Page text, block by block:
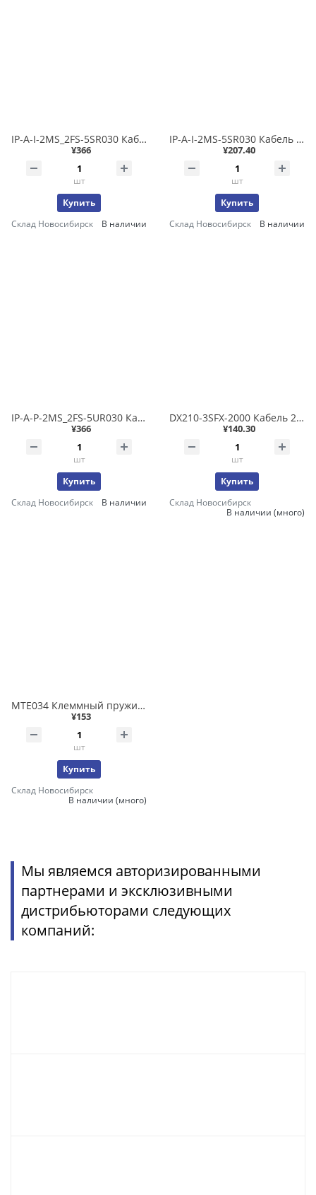
IP-A-I-2MS_2FS-5SR030 Кабель системный сигнальный 24В 3м экранированный, сторона 1: разъем 5-конт. M12 код A (папа) сторона 2: разъем 5-конт. M12 код A (мама)
¥366
шт
Купить
Склад Новосибирск
В наличии
IP-A-I-2MS-5SR030 Кабель системный сигнальный 24В 3м экранированный, сторона 1: разъем 5-конт. разъем M12 код A (папа) сторона 2: свободные жилы
¥207.40
шт
Купить
Склад Новосибирск
В наличии
IP-A-P-2MS_2FS-5UR030 Кабель системный питания 24В 3м неэкранированный, сторона 1: 5-конт. разъем M12 код L (папа) сторона 2: 5-конт. разъем M12 код L (мама)
¥366
шт
Купить
Склад Новосибирск
В наличии
DX210-3SFX-2000 Кабель 2м с 34-конт.разъемами
¥140.30
шт
Купить
Склад Новосибирск
В наличии (много)
MTE034 Клеммный пружинный блок 32 канала 24В 1А 34-конт.разъем
¥153
шт
Купить
Склад Новосибирск
В наличии (много)
Мы являемся авторизированными
партнерами и эксклюзивными
дистрибьюторами следующих
компаний: